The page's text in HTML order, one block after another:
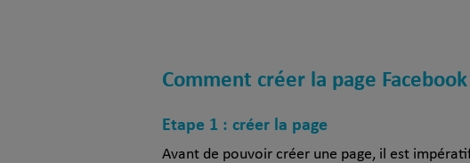
Comment créer la page
Etape 1 : créer la page
Avant de pouvoir créer une page, il est